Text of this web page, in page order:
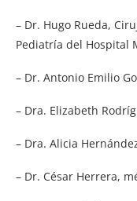
– Dr. Hugo Rueda,
Pediatría del Hospital
– Dr. Antonio Emilio
– Dra. Elizabeth
– Dra. Alicia
– Dr. César Herrera,